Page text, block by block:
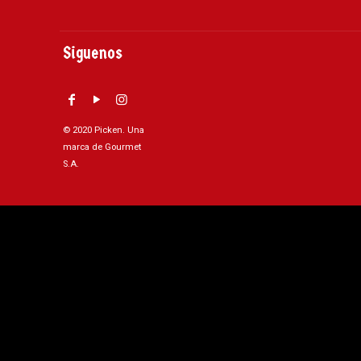
Siguenos
© 2020 Picken. Una
marca de Gourmet
S.A.